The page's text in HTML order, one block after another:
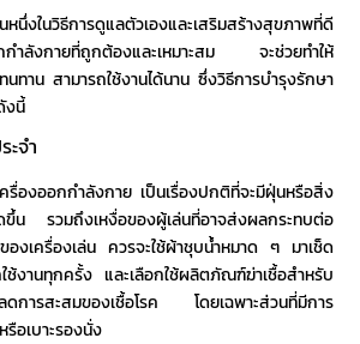
นึ่งในวิธีการดูแลตัวเองและเสริมสร้างสุขภาพที่ดี
ำลังกายที่ถูกต้องและเหมาะสม จะช่วยทำให้
นทาน สามารถใช้งานได้นาน ซึ่งวิธีการบำรุงรักษา
งนี้
ะจำ
รื่องออกกำลังกาย เป็นเรื่องปกติที่จะมีฝุ่นหรือสิ่ง
รวมถึงเหงื่อของผู้เล่นที่อาจส่งผลกระทบต่อ
องเครื่องเล่น ควรจะใช้ผ้าชุบน้ำหมาด ๆ มาเช็ด
ช้งานทุกครั้ง และเลือกใช้ผลิตภัณฑ์ฆ่าเชื้อสำหรับ
ลดการสะสมของเชื้อโรค โดยเฉพาะส่วนที่มีการ
อเบาะรองนั่ง